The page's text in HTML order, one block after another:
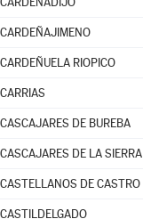
CARDEÑAJIMENO
CARDEÑUELA RIOPICO
CARRIAS
CASCAJARES DE BUREBA
CASCAJARES DE LA SIERRA
CASTELLANOS DE CASTRO
CASTILDELGADO